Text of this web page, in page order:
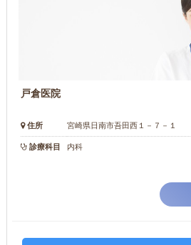
戸倉医院
住所 宮崎県日南市吾田西１－７－１
診療科目 内科